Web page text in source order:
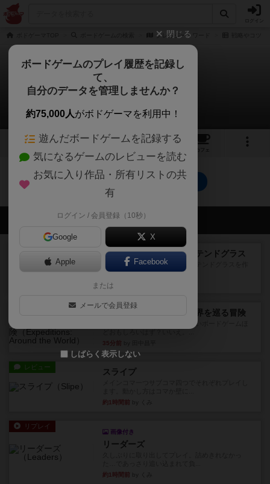
クレイジー・ワード
クレイジー・ワード
0件の戦略やコツ
3 1
カフェ
クレイジー・ワードのトップに戻る
会員の新しい投稿
アズール：シントラのステンドグラス
大好きなアズールシリーズ。ステンドグラスを作
っていきます✨1部より自由...
4分前
エクスペディション：世界を巡る冒険
クラマー氏の不朽の名作。新しいボードゲームほ
35分前
レビュー スライプ
約1時間前
リプレイ
画像付き
リーダーズ
約1時間前
閉じる
ボードゲームのプレイ履歴を記録し
て、
自分のデータを管理しませんか？
約75,000人がボドゲーマを利用中！
遊んだボードゲームを記録する
気になるゲームのレビューを読む
お気に入り作品・所有リストの共
有
ログイン / 会員登録（10秒）
Google X
Apple Facebook
または
メールで会員登録
しばらく表示しない